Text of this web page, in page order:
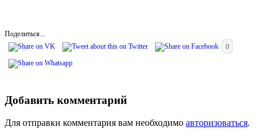
Поделиться...
0
Добавить комментарий
Для отправки комментария вам необходимо авторизоваться.